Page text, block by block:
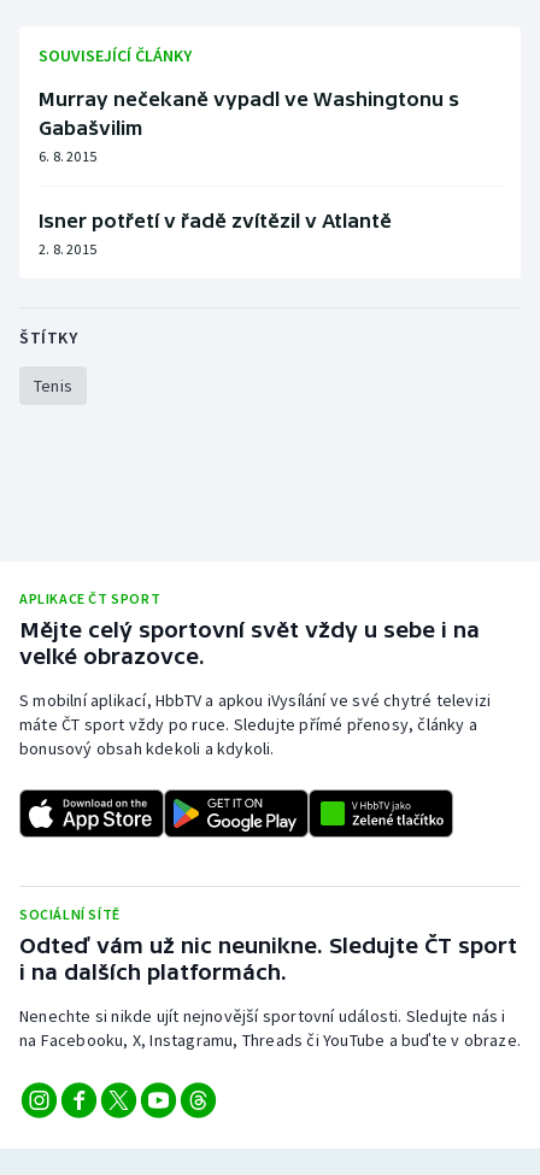
Lyže a snowboard
Moderní pětiboj
Olympijské hry
Rychlostní kanoistika
Short track
Sportovní střelba
Stolní tenis
Triatlon
Vodní slalom
Ostatní
SOUVISEJÍCÍ ČLÁNKY
Murray nečekaně vypadl ve Washingtonu s
Gabašvilim
6. 8. 2015
Isner potřetí v řadě zvítězil v Atlantě
2. 8. 2015
ŠTÍTKY
Tenis
APLIKACE ČT SPORT
Mějte celý sportovní svět vždy u sebe i na
velké obrazovce.
S mobilní aplikací, HbbTV a apkou iVysílání ve své chytré televizi
máte ČT sport vždy po ruce. Sledujte přímé přenosy, články a
bonusový obsah kdekoli a kdykoli.
SOCIÁLNÍ SÍTĚ
Odteď vám už nic neunikne. Sledujte ČT sport
i na dalších platformách.
Nenechte si nikde ujít nejnovější sportovní události. Sledujte nás i
na Facebooku, X, Instagramu, Threads či YouTube a buďte v obraze.